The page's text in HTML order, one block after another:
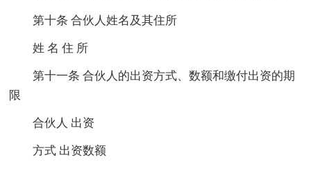
第十条 合伙人姓名及其住所
姓 名 住 所
第十一条 合伙人的出资方式、数额和缴付出资的期
限
合伙人 出资
方式 出资数额